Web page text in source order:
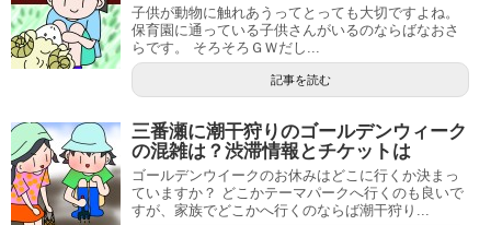
子供が動物に触れあうってとっても大切ですよね。
保育園に通っている子供さんがいるのならばなおさ
らです。 そろそろＧＷだし...
記事を読む
三番瀬に潮干狩りのゴールデンウィーク
の混雑は？渋滞情報とチケットは
ゴールデンウイークのお休みはどこに行くか決まっ
ていますか？ どこかテーマパークへ行くのも良いで
すが、家族でどこかへ行くのならば潮干狩り...